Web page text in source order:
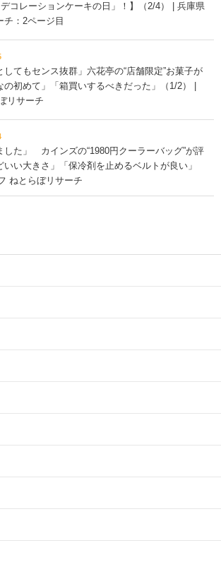
デコレーションケーキの日」！】（2/4） | 兵庫県
チ：2ページ目
してもセンス抜群」六花亭の“店舗限定”お菓子が
初めて」「箱買いするべきだった」（1/2） |
リサーチ
した」 カインズの“1980円クーラーバッグ”が評
い大きさ」「保冷剤を止めるベルトが良い」
ねとらぼリサーチ